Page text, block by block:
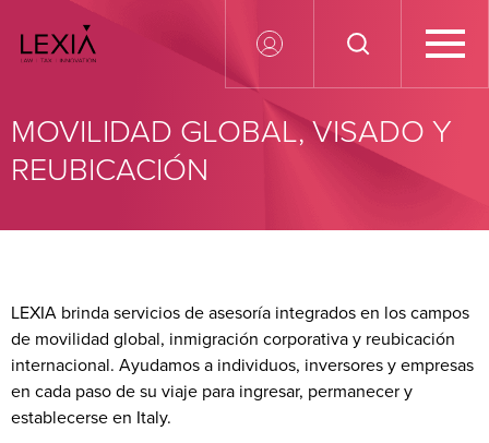
Search for:
MOVILIDAD GLOBAL, VISADO Y
REUBICACIÓN
LEXIA brinda servicios de asesoría integrados en los campos
de movilidad global, inmigración corporativa y reubicación
internacional. Ayudamos a individuos, inversores y empresas
en cada paso de su viaje para ingresar, permanecer y
establecerse en Italy.